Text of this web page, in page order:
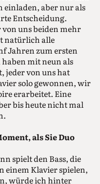
einladen, aber nur als
Entscheidung.
von uns beiden mehr
natürlich alle
Jahren zum ersten
mit neun als
jeder von uns hat
solo gewonnen, wir
erarbeitet. Eine
bis heute nicht mal
als Sie Duo
spielt den Bass, die
einem Klavier spielen,
würde ich hinter